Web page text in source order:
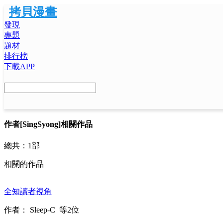
拷貝漫畫
發現
專題
題材
排行榜
下載APP
作者[SingSyong]相關作品
總共： 1部
相關的作品
全知讀者視角
作者： Sleep-C 等2位